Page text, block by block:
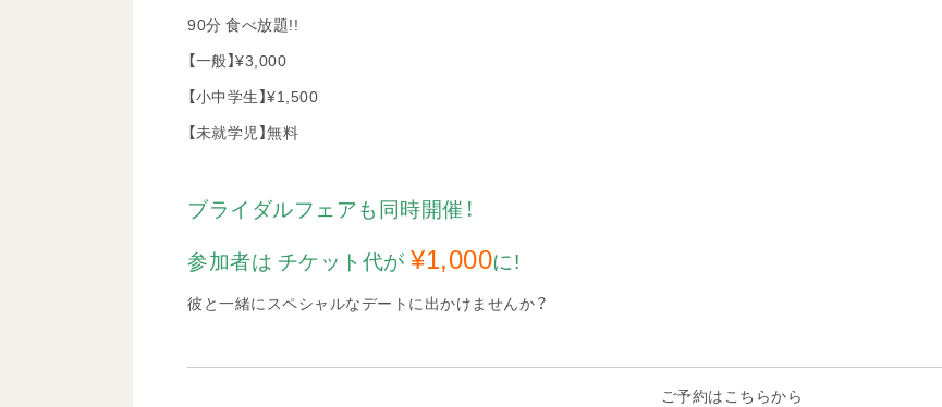
90分 食べ放題!!
【一般】¥3,000
【小中学生】¥1,500
【未就学児】無料
ブライダルフェアも同時開催！
参加者は チケット代が ¥1,000に!
彼と一緒にスペシャルなデートに出かけませんか？
ご予約はこちらから